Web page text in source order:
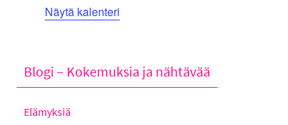
Näytä kalenteri
Blogi – Kokemuksia ja nähtävää
Elämyksiä